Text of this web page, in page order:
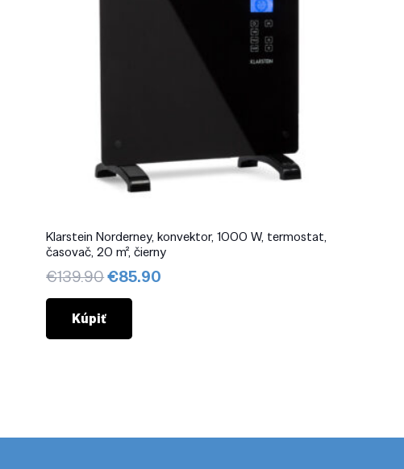
Klarstein Norderney, konvektor, 1000 W, termostat,
časovač, 20 m², čierny
€139.90Pôvodná
cena
€139.90.
€85.90
Kúpiť